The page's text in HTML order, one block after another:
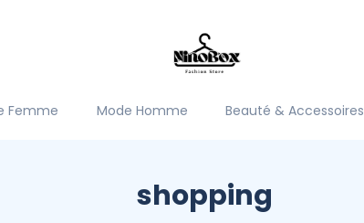
Femme Mode Homme Beauté & Accessoires
shopping